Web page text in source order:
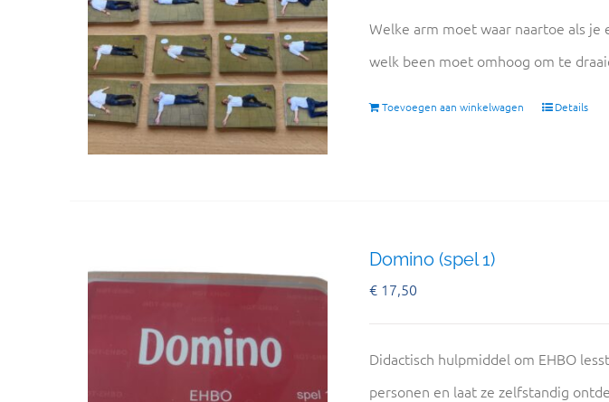
Welke arm moet waar naartoe als
welk been moet omhoog om te
Toevoegen aan winkelwagen Details
Domino (spel 1)
€17,50
Didactisch hulpmiddel om EHBO
personen en laat ze zelfstandig